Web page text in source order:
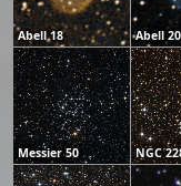
Abell 18 Abell 20
Messier 50 NGC